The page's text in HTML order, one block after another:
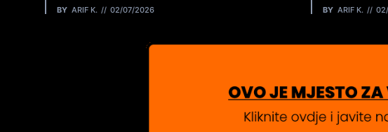
BY ARIF K. 02/07/2026 BY ARIF K.